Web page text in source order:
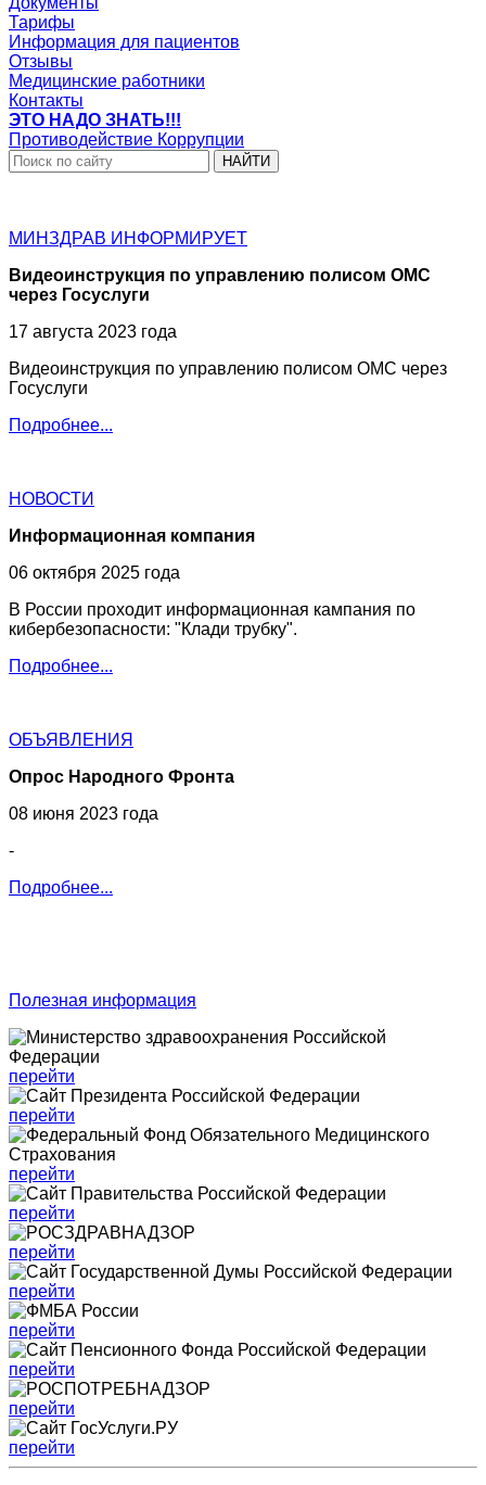
Тарифы
Информация для пациентов
Отзывы
Медицинские работники
Контакты
ЭТО НАДО ЗНАТЬ!!!
Противодействие Коррупции
НАЙТИ
МИНЗДРАВ ИНФОРМИРУЕТ
Видеоинструкция по управлению полисом ОМС
через Госуслуги
17 августа 2023 года
Видеоинструкция по управлению полисом ОМС через
Госуслуги
Подробнее...
НОВОСТИ
Информационная компания
06 октября 2025 года
В России проходит информационная кампания по
кибербезопасности: "Клади трубку".
Подробнее...
ОБЪЯВЛЕНИЯ
Опрос Народного Фронта
08 июня 2023 года
-
Подробнее...
Полезная информация
перейти
перейти
перейти
перейти
перейти
перейти
перейти
перейти
перейти
перейти